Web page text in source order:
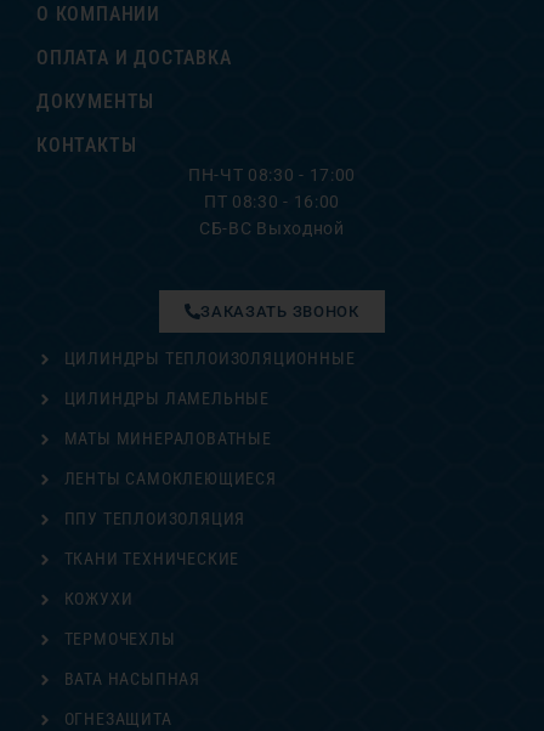
О КОМПАНИИ
ОПЛАТА И ДОСТАВКА
ДОКУМЕНТЫ
КОНТАКТЫ
ПН-ЧТ 08:30 - 17:00
ПТ 08:30 - 16:00
СБ-ВС Выходной
ЦИЛИНДРЫ ТЕПЛОИЗОЛЯЦИОННЫЕ
ЦИЛИНДРЫ ЛАМЕЛЬНЫЕ
МАТЫ МИНЕРАЛОВАТНЫЕ
ЛЕНТЫ САМОКЛЕЮЩИЕСЯ
ППУ ТЕПЛОИЗОЛЯЦИЯ
ТКАНИ ТЕХНИЧЕСКИЕ
ЗАКАЗАТЬ ЗВОНОК
КОЖУХИ
ТЕРМОЧЕХЛЫ
ВАТА НАСЫПНАЯ
ОГНЕЗАЩИТА